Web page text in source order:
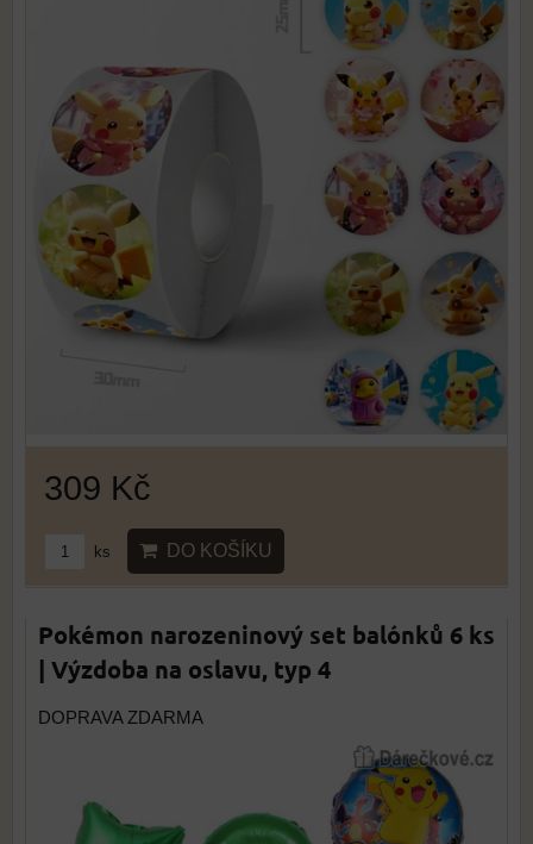
309 Kč
ks DO KOŠÍKU
Pokémon narozeninový set balónků 6 ks
| Výzdoba na oslavu, typ 4
DOPRAVA ZDARMA